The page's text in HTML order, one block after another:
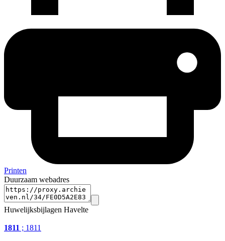
Printen
Duurzaam webadres
Huwelijksbijlagen Havelte
1811 ; 1811